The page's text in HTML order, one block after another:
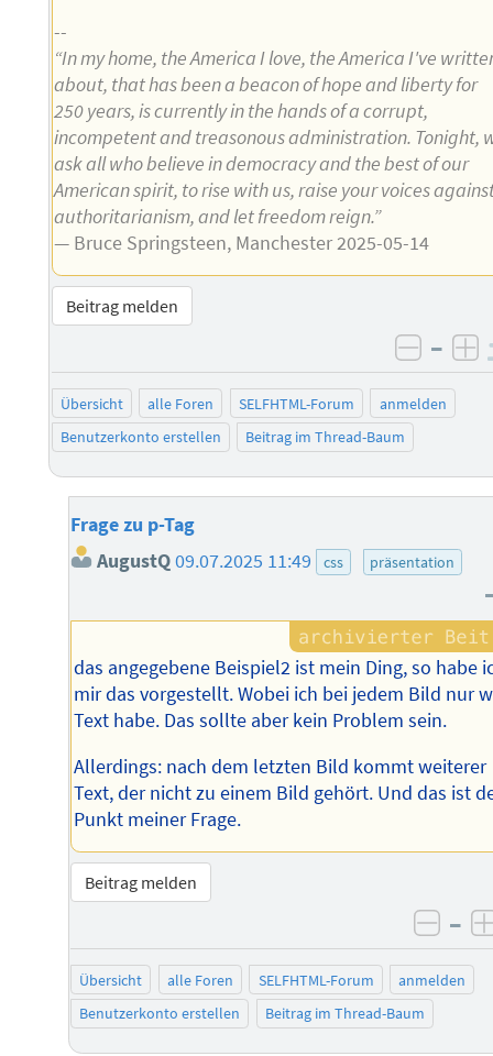
--
“In my home, the America I love, the America I've
about, that has been a beacon of hope and liberty for
250 years, is currently in the hands of a corrupt,
incompetent and treasonous administration. Tonight,
ask all who believe in democracy and the best of our
American spirit, to rise with us, raise your voices
authoritarianism, and let freedom reign.”
— Bruce Springsteen, Manchester 2025-05-14
Beitrag melden
–
Übersicht alle Foren SELFHTML-Forum
anmelden
Benutzerkonto erstellen
Beitrag im Thread-Baum
Frage zu p-Tag
AugustQ09.07.2025 11:49 css präsentation
das angegebene Beispiel2 ist mein Ding, so habe
mir das vorgestellt. Wobei ich bei jedem Bild nur
Text habe. Das sollte aber kein Problem sein.
Allerdings: nach dem letzten Bild kommt weiterer
Text, der nicht zu einem Bild gehört. Und das ist
Punkt meiner Frage.
Beitrag melden
–
Übersicht alle Foren SELFHTML-Forum
anmelden
Benutzerkonto erstellen
Beitrag im Thread-Baum